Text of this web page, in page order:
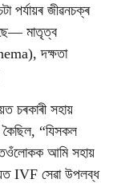
পৰ্যায়ৰ জীৱনচক্ৰ
মাতৃত্ব
দক্ষতা
চৰকাৰী সহায়
কৈছিল, “যিসকল
আমি সহায়
IVF সেৱা উপলব্ধ